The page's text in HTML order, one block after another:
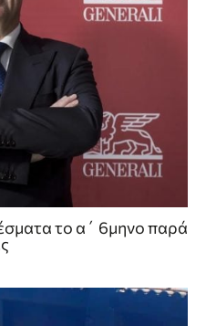
το α΄ 6μηνο παρά